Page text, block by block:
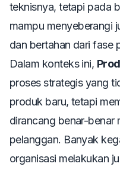
teknisnya, tetapi pada
mampu menyeberangi
dan bertahan dari fase
Dalam konteks ini,
proses strategis yang
produk baru, tetapi
dirancang benar-benar
pelanggan. Banyak
organisasi melakukan